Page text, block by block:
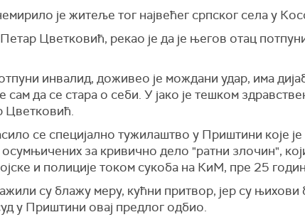
је житеље тог највећег српског села у
Цветковић, рекао је да је његов отац
инвалид, доживео је мождани удар, има
сам да се стара о себи. У јако је тешком
Цветковић.
се специјално тужилаштво у Приштини које је
за кривично дело "ратни злочин",
и полиције током сукоба на КиМ, пре 25
су блажу меру, кућни притвор, јер су
у Приштини овај предлог одбио.